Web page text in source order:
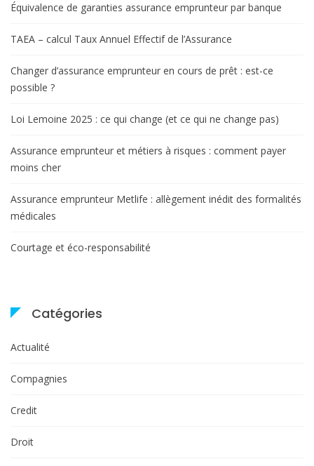
Équivalence de garanties assurance emprunteur par banque
TAEA – calcul Taux Annuel Effectif de l’Assurance
Changer d’assurance emprunteur en cours de prêt : est-ce
possible ?
Loi Lemoine 2025 : ce qui change (et ce qui ne change pas)
Assurance emprunteur et métiers à risques : comment payer
moins cher
Assurance emprunteur Metlife : allègement inédit des formalités
médicales
Courtage et éco-responsabilité
Catégories
Actualité
Compagnies
Credit
Droit